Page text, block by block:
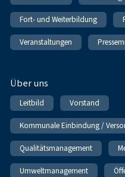
Fort- und Weiterbildung
Veranstaltungen
Über uns
Leitbild Vorstand
Kommunale Einbindung /
Qualitätsmanagement
Umweltmanagement